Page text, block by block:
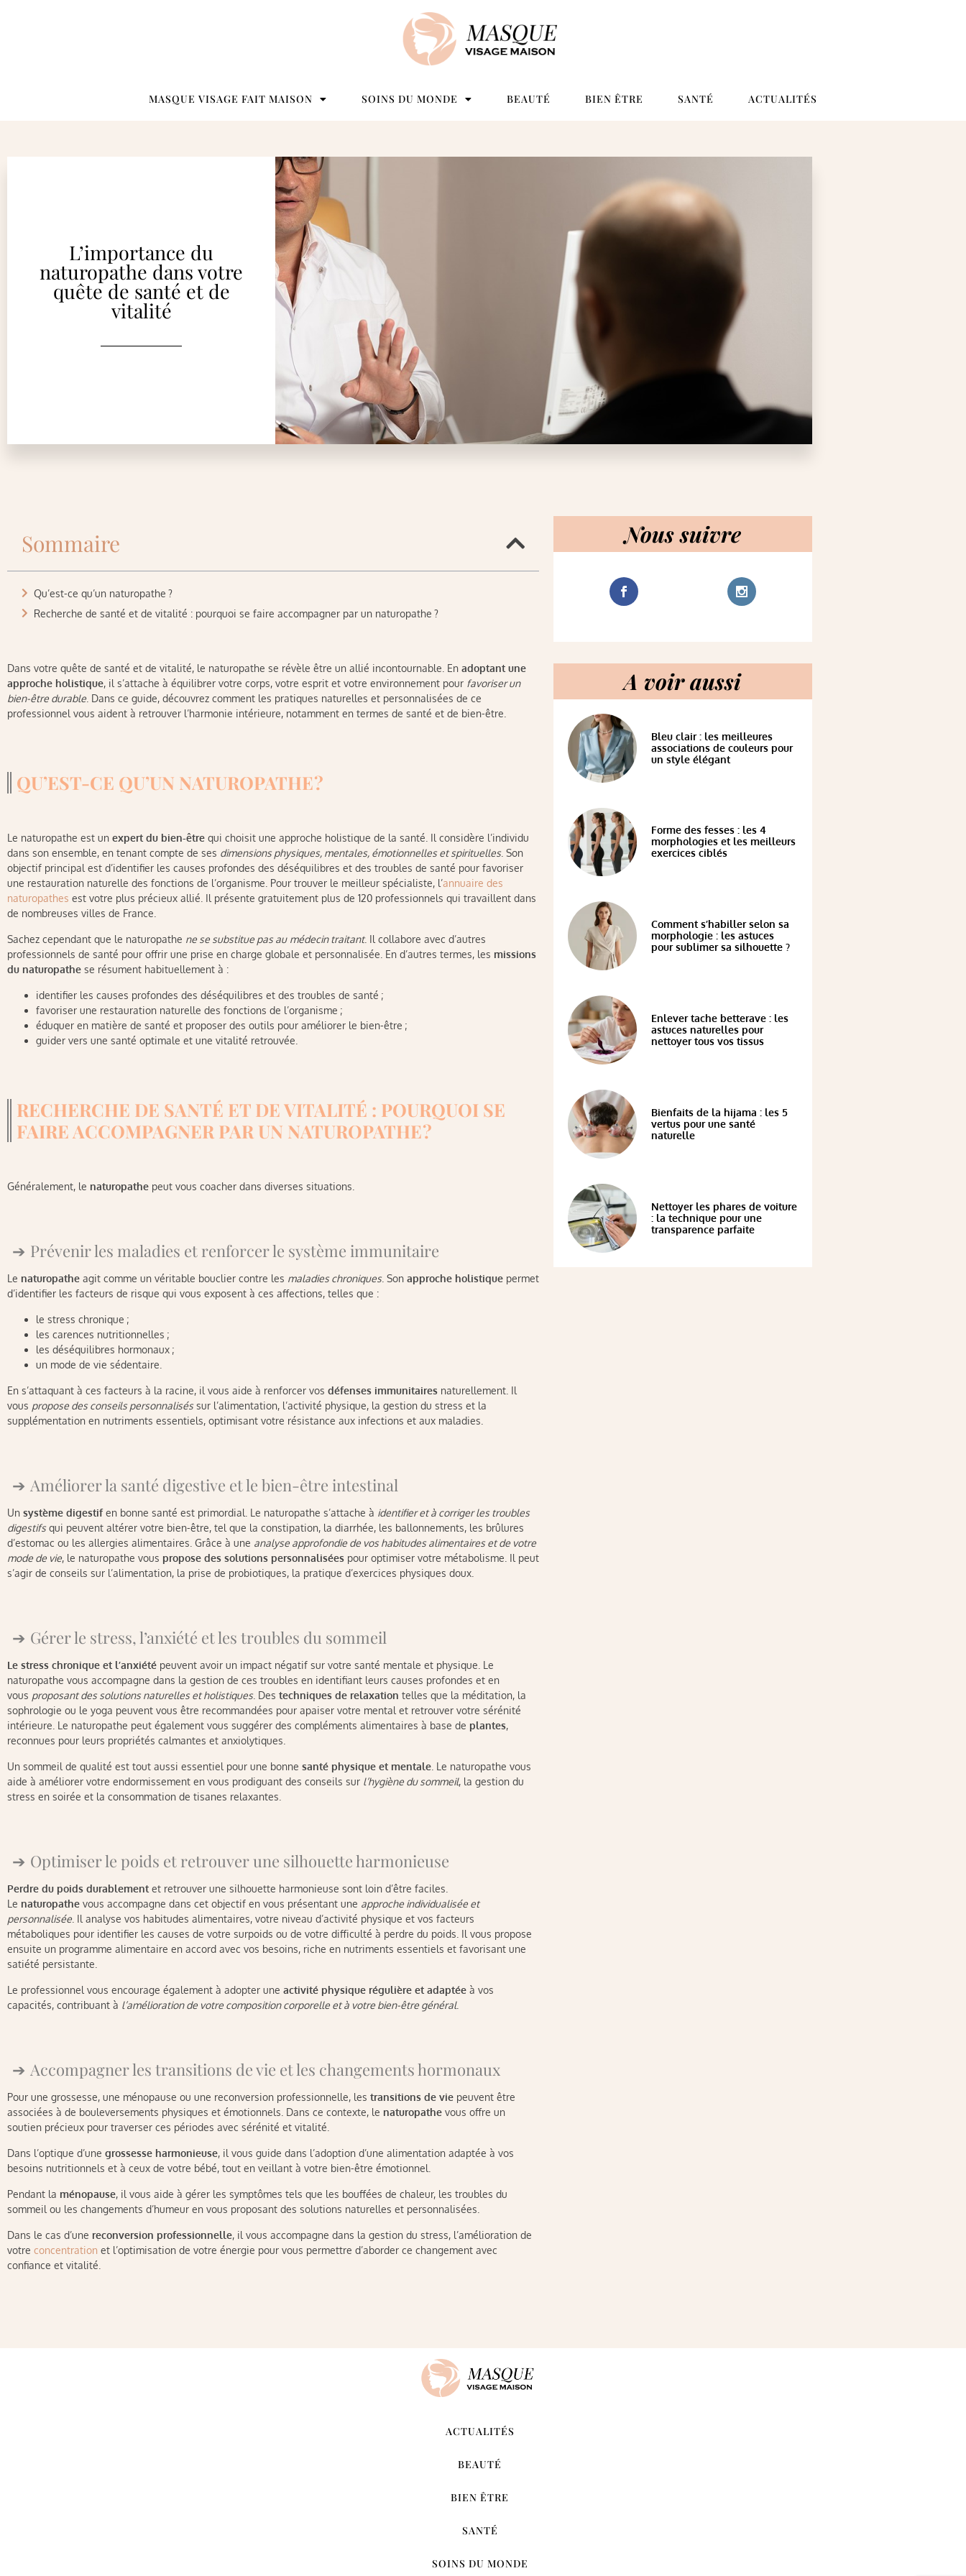
MASQUE VISAGE FAIT MAISON SOINS DU MONDE BEAUTÉ BIEN ÊTRE SANTÉ ACTUALITÉS
L’importance du
naturopathe dans votre
quête de santé et de
vitalité
Sommaire
Qu’est-ce qu’un naturopathe ?
Recherche de santé et de vitalité : pourquoi se faire accompagner par un naturopathe ?
Dans votre quête de santé et de vitalité, le naturopathe se révèle être un allié incontournable. En adoptant une
approche holistique, il s’attache à équilibrer votre corps, votre esprit et votre environnement pour favoriser un
bien-être durable . Dans ce guide, découvrez comment les pratiques naturelles et personnalisées de ce
professionnel vous aident à retrouver l’harmonie intérieure, notamment en termes de santé et de bien-être.
QU’EST-CE QU’UN NATUROPATHE ?
Le naturopathe est un expert du bien-être qui choisit une approche holistique de la santé. Il considère l’individu
dans son ensemble, en tenant compte de ses dimensions physiques, mentales, émotionnelles et spirituelles . Son
objectif principal est d’identifier les causes profondes des déséquilibres et des troubles de santé pour favoriser
une restauration naturelle des fonctions de l’organisme. Pour trouver le meilleur spécialiste, l’annuaire des
naturopathes est votre plus précieux allié. Il présente gratuitement plus de 120 professionnels qui travaillent dans
de nombreuses villes de France.
Sachez cependant que le naturopathe ne se substitue pas au médecin traitant. Il collabore avec d’autres
professionnels de santé pour offrir une prise en charge globale et personnalisée. En d’autres termes, les missions
du naturopathe se résument habituellement à :
identifier les causes profondes des déséquilibres et des troubles de santé ;
favoriser une restauration naturelle des fonctions de l’organisme ;
éduquer en matière de santé et proposer des outils pour améliorer le bien-être ;
guider vers une santé optimale et une vitalité retrouvée.
RECHERCHE DE SANTÉ ET DE VITALITÉ : POURQUOI SE
FAIRE ACCOMPAGNER PAR UN NATUROPATHE ?
Généralement, le naturopathe peut vous coacher dans diverses situations.
Prévenir les maladies et renforcer le système immunitaire
Le naturopathe agit comme un véritable bouclier contre les maladies chroniques . Son approche holistique permet
d’identifier les facteurs de risque qui vous exposent à ces affections, telles que :
le stress chronique ;
les carences nutritionnelles ;
les déséquilibres hormonaux ;
un mode de vie sédentaire.
En s’attaquant à ces facteurs à la racine, il vous aide à renforcer vos défenses immunitaires naturellement. Il
vous propose des conseils personnalisés sur l’alimentation, l’activité physique, la gestion du stress et la
supplémentation en nutriments essentiels, optimisant votre résistance aux infections et aux maladies.
Améliorer la santé digestive et le bien-être intestinal
Un système digestifen bonne santé est primordial. Le naturopathe s’attache à identifier et à corriger les troubles
digestifs qui peuvent altérer votre bien-être, tel que la constipation, la diarrhée, les ballonnements, les brûlures
d’estomac ou les allergies alimentaires. Grâce à une analyse approfondie de vos habitudes alimentaires et de votre
mode de vie, le naturopathe vous propose des solutions personnalisées pour optimiser votre métabolisme. Il peut
s’agir de conseils sur l’alimentation, la prise de probiotiques, la pratique d’exercices physiques doux.
Gérer le stress, l’anxiété et les troubles du sommeil
Le stress chronique et l’anxiété peuvent avoir un impact négatif sur votre santé mentale et physique. Le
naturopathe vous accompagne dans la gestion de ces troubles en identifiant leurs causes profondes et en
vous proposant des solutions naturelles et holistiques . Des techniques de relaxation telles que la méditation, la
sophrologie ou le yoga peuvent vous être recommandées pour apaiser votre mental et retrouver votre sérénité
intérieure. Le naturopathe peut également vous suggérer des compléments alimentaires à base de plantes,
reconnues pour leurs propriétés calmantes et anxiolytiques.
Un sommeil de qualité est tout aussi essentiel pour une bonne santé physique et mentale . Le naturopathe vous
aide à améliorer votre endormissement en vous prodiguant des conseils sur l’hygiène du sommeil, la gestion du
stress en soirée et la consommation de tisanes relaxantes.
Optimiser le poids et retrouver une silhouette harmonieuse
Perdre du poids durablement et retrouver une silhouette harmonieuse sont loin d’être faciles.
Le naturopathe vous accompagne dans cet objectif en vous présentant une approche individualisée et
personnalisée . Il analyse vos habitudes alimentaires, votre niveau d’activité physique et vos facteurs
métaboliques pour identifier les causes de votre surpoids ou de votre difficulté à perdre du poids. Il vous propose
ensuite un programme alimentaire en accord avec vos besoins, riche en nutriments essentiels et favorisant une
satiété persistante.
Le professionnel vous encourage également à adopter une activité physique régulière et adaptée à vos
capacités, contribuant à l’amélioration de votre composition corporelle et à votre bien-être général.
Accompagner les transitions de vie et les changements hormonaux
Pour une grossesse, une ménopause ou une reconversion professionnelle, les transitions de vie peuvent être
associées à de bouleversements physiques et émotionnels. Dans ce contexte, le naturopathe vous offre un
soutien précieux pour traverser ces périodes avec sérénité et vitalité.
Dans l’optique d’une grossesse harmonieuse, il vous guide dans l’adoption d’une alimentation adaptée à vos
besoins nutritionnels et à ceux de votre bébé, tout en veillant à votre bien-être émotionnel.
Pendant la ménopause, il vous aide à gérer les symptômes tels que les bouffées de chaleur, les troubles du
sommeil ou les changements d’humeur en vous proposant des solutions naturelles et personnalisées.
Dans le cas d’une reconversion professionnelle, il vous accompagne dans la gestion du stress, l’amélioration de
votre concentration et l’optimisation de votre énergie pour vous permettre d’aborder ce changement avec
confiance et vitalité.
Nous suivre
A voir aussi
Bleu clair : les meilleures
associations de couleurs pour
un style élégant
Forme des fesses : les 4
morphologies et les meilleurs
exercices ciblés
Comment s’habiller selon sa
morphologie : les astuces
pour sublimer sa silhouette ?
Enlever tache betterave : les
astuces naturelles pour
nettoyer tous vos tissus
Bienfaits de la hijama : les 5
vertus pour une santé
naturelle
Nettoyer les phares de voiture
: la technique pour une
transparence parfaite
ACTUALITÉS
BEAUTÉ
BIEN ÊTRE
SANTÉ
SOINS DU MONDE